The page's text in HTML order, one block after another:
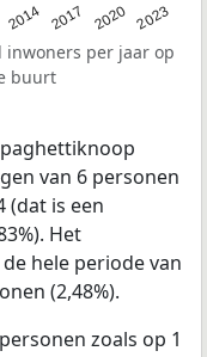
2014 2017 2020 2023
inwoners per jaar op
buurt
van 6 personen
(dat is een
Het
hele periode van
(2,48%).
zoals op 1